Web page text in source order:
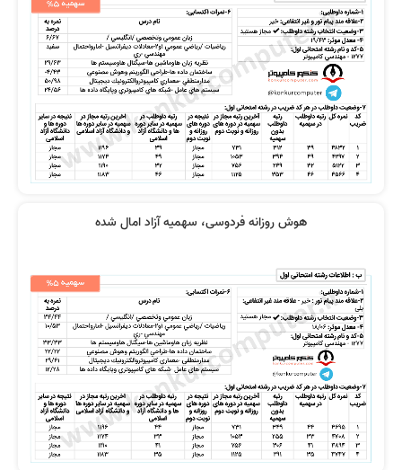
هوش روزانه فردوسی، سهمیه آزاد امال شده